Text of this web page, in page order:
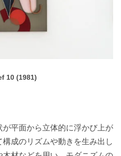
10 (1981)
平面から立体的に浮かび上が
成のリズムや動きを生み出し